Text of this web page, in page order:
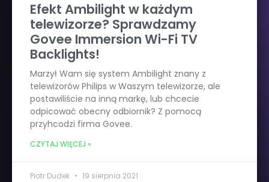
Efekt Ambilight w każdym
telewizorze? Sprawdzamy
Govee Immersion Wi-Fi TV
Backlights!
Marzył Wam się system Ambilight znany z
telewizorów Philips w Waszym telewizorze, ale
postawiliście na inną markę, lub chcecie
odpicować obecny odbiornik? Z pomocą
przyhcodzi firma Govee.
CZYTAJ WIĘCEJ »
Piotr Dudek 19 sierpnia 2021